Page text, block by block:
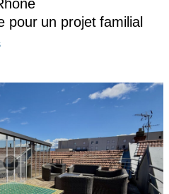
pour un projet familial